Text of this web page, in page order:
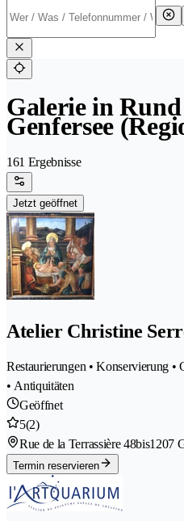
Galerie in
Genfersee
161 Ergebnisse
Jetzt geöffnet
Atelier Christine
Restaurierungen • Konservierung •
• Antiquitäten
Geöffnet
5(2)
Rue de la Terrassière 48bis1207
Termin reservieren